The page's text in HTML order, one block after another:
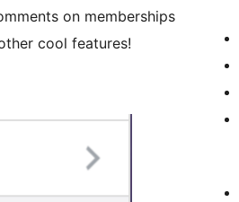
on memberships
cool features!